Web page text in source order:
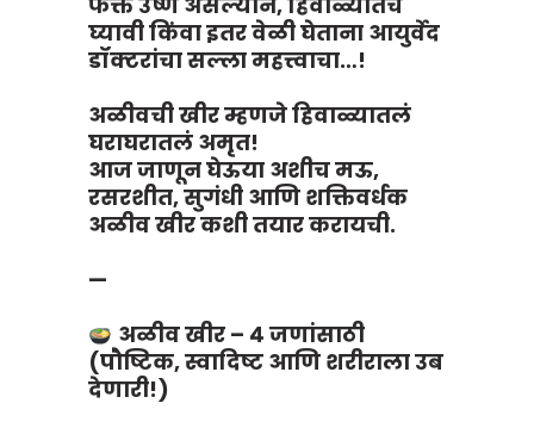
घ्यावी किंवा इतर वेळी घेताना आयुर्वेद
डॉक्टरांचा सल्ला महत्त्वाचा…!
अळीवची खीर म्हणजे हिवाळ्यातलं
घराघरातलं अमृत!
आज जाणून घेऊया अशीच मऊ,
रसरशीत, सुगंधी आणि शक्तिवर्धक
अळीव खीर कशी तयार करायची.
—
अळीव खीर – ४ जणांसाठी
(पौष्टिक, स्वादिष्ट आणि शरीराला उब
देणारी!)